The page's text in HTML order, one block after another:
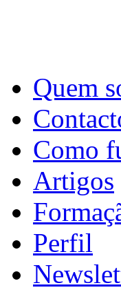
Quem
Como
Artigos
Perfil